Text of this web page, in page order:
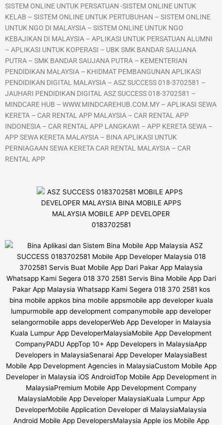
SISTEM ONLINE UNTUK PERSATUAN -SISTEM ONLINE UNTUK
KELAB – SISTEM ONLINE UNTUK PERTUBUHAN – SISTEM ONLINE
UNTUK NGO DI MALAYSIA – SISTEM ONLINE UNTUK NGO
KEBAJIKAN DI MALAYSIA – APLIKASI UNTUK PERSATUAN ALUMNI
– APLIKASI UNTUK KOPERASI – UBK SMK BANDAR SAUJANA
PUTRA – SMK BANDAR SAUJANA PUTRA – KEMENTERIAN
PENDIDIKAN MALAYSIA – KHIDMAT PEMBANGUNAN APLIKASI
PENDIDIKAN DIGITAL MALAYSIA – ASZ SUCCESS 018-3702581 –
JAUHARI PENDIDIKAN DIGITAL ASZ SUCCESS 018-3702581 –
MINDCARE HUB – WWW.MINDCAREHUB.COM.MY – APLIKASI SEWA
KERETA – CAR RENTAL APP MALAYSIA – CAR RENTAL APP
INDONESIA – CAR RENTAL APP LANGKAWI – APP KERETA SEWA –
APP SEWA KERETA MALAYSIA – BINA APLIKASI UNTUK
PERNIAGAAN SEWA KERETA CAR RENTAL MALAYSIA – CAR
RENTAL APP